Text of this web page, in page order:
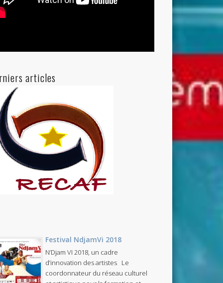
articles
Festival NdjamVi 2018
N’Djam VI 2018, un cadre
d’innovation des artistes Le
coordonnateur du réseau culturel